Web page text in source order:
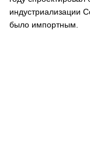
индустриализации
было импортным.